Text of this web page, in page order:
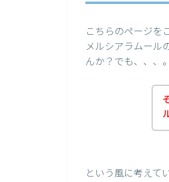
こちらのページを
メルシアラムール
んか？でも、、、。
という風に考えて